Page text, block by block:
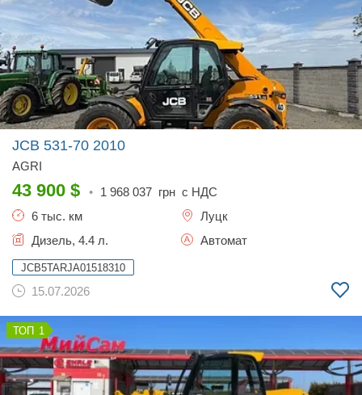
JCB 531-70 2010
AGRI
43 900 $ • 1 968 037 грн с НДС
6 тыс. км
Луцк
Дизель, 4.4 л.
Автомат
JCB5TARJA01518310
15.07.2026
1